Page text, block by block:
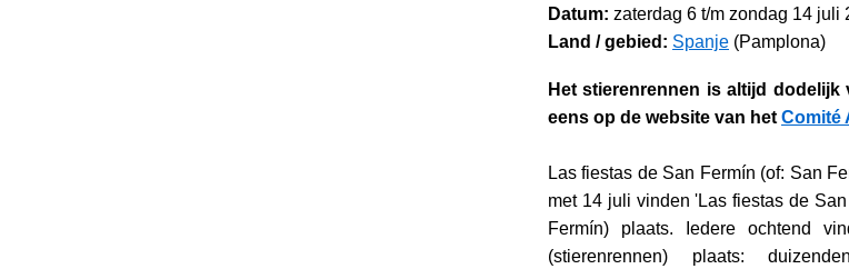
Datum: zaterdag 6 t/m zondag 14 juli
Land / gebied: Spanje (Pamplona)
Het stierenrennen is altijd
eens op de website van het Comité
Las fiestas de San Fermín (of: San
met 14 juli vinden 'Las fiestas de
Fermín) plaats. Iedere ochtend
(stierenrennen) plaats: